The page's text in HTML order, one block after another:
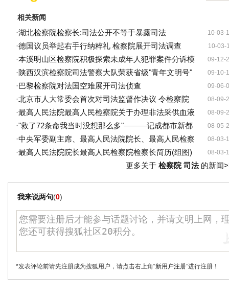
相关新闻
10-03-
·湖北检察院检察长:司法公开不等于暴露司法
10-03-
·德国议员举起右手行纳粹礼 检察院展开司法调查
09-12-
·本溪明山区检察院积极探索未成年人犯罪案件分诉模
09-10-
·陕西汉滨检察院司法警察大队荣获省级"青年文明号"
09-06-
·巴黎检察院对法国空难展开司法侦查
08-09-
·北京市人大常委会首次对司法监督作决议 令检察院
08-09-
·最高人民法院最高人民检察院关于办理非法采供血液
08-05-
·"救了72条命我当时没想那么多"———记成都市新都
08-03-
·中央军委副主席、最高人民法院院长、最高人民检察
08-03-
·最高人民法院院长最高人民检察院检察长简历(组图)
更多关于 检察院 司法的新闻
我来说两句(0)
*发表评论前请先注册成为搜狐用户，请点击右上角“新用户注册”进行注册！